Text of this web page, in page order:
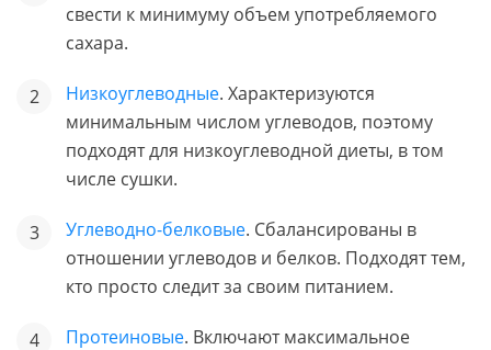
свести к минимуму объем употребляемого
сахара.
Низкоуглеводные. Характеризуются
минимальным числом углеводов, поэтому
подходят для низкоуглеводной диеты, в том
числе сушки.
Углеводно-белковые. Сбалансированы в
отношении углеводов и белков. Подходят тем,
кто просто следит за своим питанием.
Протеиновые. Включают максимальное